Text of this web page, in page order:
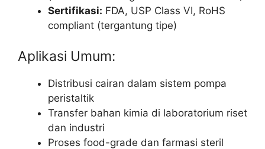
Sertifikasi: FDA, USP Class VI, RoHS
compliant (tergantung tipe)
Aplikasi Umum:
Distribusi cairan dalam sistem pompa
peristaltik
Transfer bahan kimia di laboratorium riset
dan industri
Proses food-grade dan farmasi steril